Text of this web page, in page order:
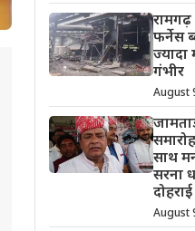
रामगढ़
फर्नेस
गंभीर
August
साथ
सरना
दोहराई
August